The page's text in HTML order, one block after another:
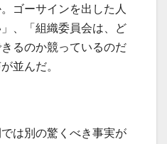
ゴーサインを出した人
、「組織委員会は、ど
るのか競っているのだ
並んだ。
は別の驚くべき事実が